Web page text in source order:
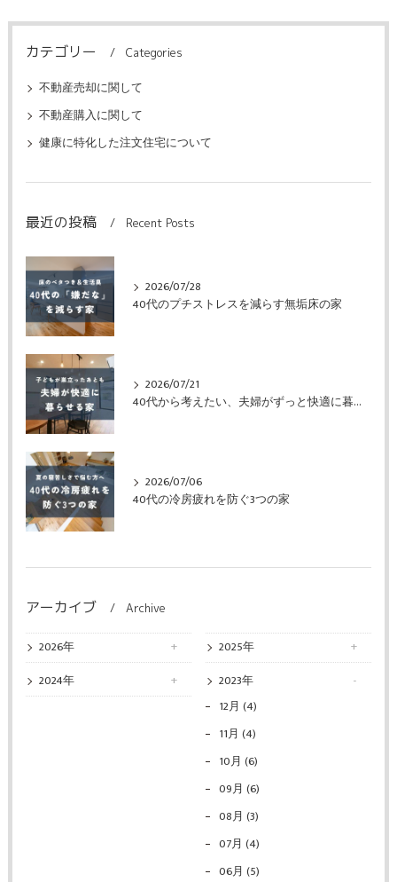
カテゴリー Categories
不動産売却に関して
不動産購入に関して
健康に特化した注文住宅について
最近の投稿 Recent Posts
2026/07/28
40代のプチストレスを減らす無垢床の家
2026/07/21
40代から考えたい、夫婦がずっと快適に暮らせる家
2026/07/06
40代の冷房疲れを防ぐ3つの家
アーカイブ Archive
2026年
2025年
2024年
2023年
12月 (4)
11月 (4)
10月 (6)
09月 (6)
08月 (3)
07月 (4)
06月 (5)